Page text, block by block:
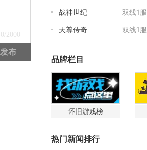
0 /2000
发布
战神世纪
双线1服
天尊传奇
双线1服
品牌栏目
怀旧游戏榜
热门新闻排行